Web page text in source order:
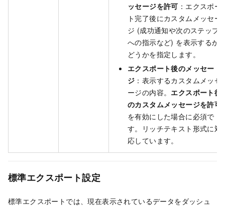
ッセージを許可 ：エクスポー
ト完了後にカスタムメッセー
ジ (成功通知や次のステップ
への指示など) を表示するか
どうかを指定します。
エクスポート後のメッセー
ジ ：表示するカスタムメッセ
ージの内容。 エクスポート後
のカスタムメッセージを許可
を有効にした場合に必須で
す。リッチテキスト形式に対
応しています。
標準エクスポート設定
標準エクスポートでは、現在表示されているデータをダッシュ